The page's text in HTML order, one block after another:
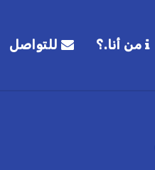
من أنا.؟ للتواصل